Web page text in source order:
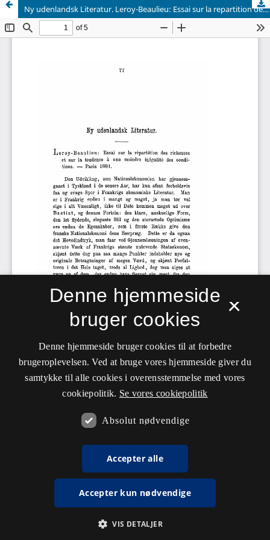
Ny udenlandsk Literatur. Leroy-Beaulieu: Essai sur la repartition des richesses et sur la tendence à une moindre inégalité des conditions. Paris 1881.
×
Denne hjemmeside
bruger cookies
Denne hjemmeside bruger cookies til at forbedre
brugeroplevelsen. Ved at bruge vores hjemmeside giver du
samtykke til alle cookies i overensstemmelse med vores
cookiepolitik. Se vores cookiepolitik
Absolut nødvendige
Accepter alle
Accepter kun nødvendige
VIS DETALJER